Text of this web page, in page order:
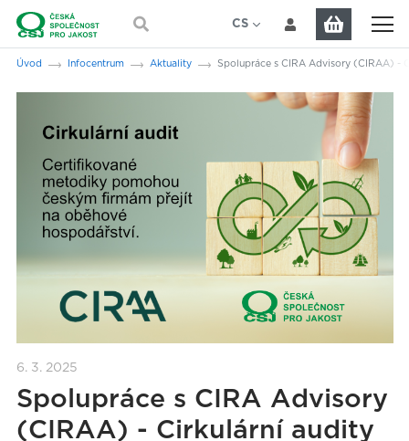
Přeskočit na hlavní obsah
CS
Jsi tady:
Úvod Infocentrum Aktuality Spolupráce s CIRA Advisory (CIRAA) -
6. 3. 2025
Spolupráce s CIRA Advisory
(CIRAA) - Cirkulární audity